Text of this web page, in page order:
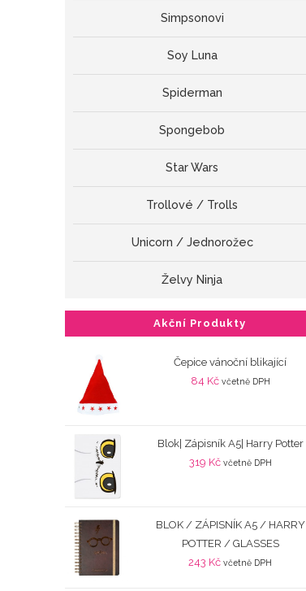
Simpsonovi
Soy Luna
Spiderman
Spongebob
Star Wars
Trollové / Trolls
Unicorn / Jednorožec
Želvy Ninja
Akční Produkty
Čepice vánoční blikající
84 Kč včetně DPH
Blok| Zápisník A5| Harry Potter
319 Kč včetně DPH
BLOK / ZÁPISNÍK A5 / HARRY
POTTER / GLASSES
243 Kč včetně DPH